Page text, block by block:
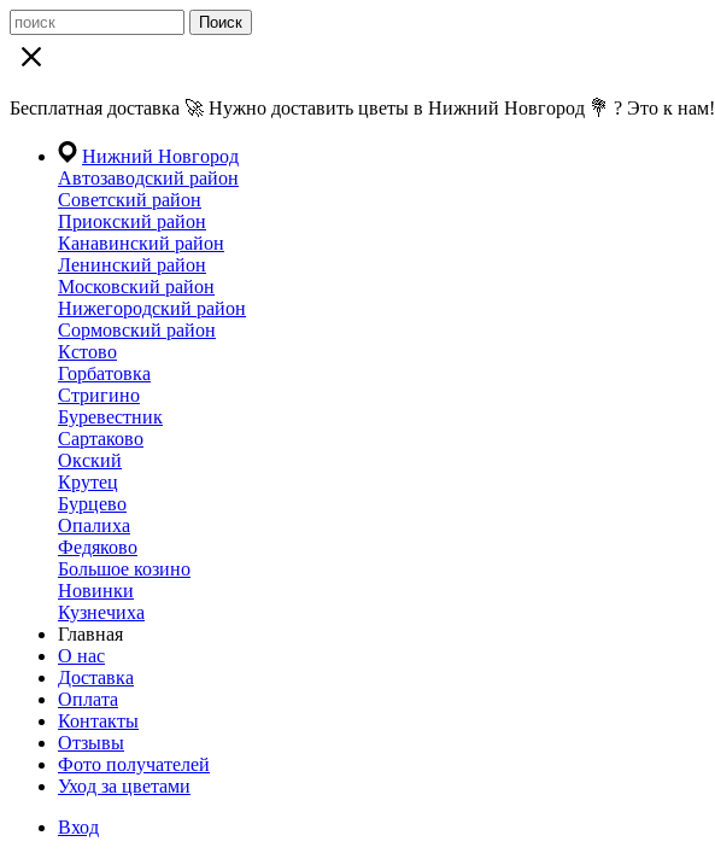
Поиск
Бесплатная доставка 🚀 Нужно доставить цветы в Нижний Новгород 💐 ? Это к нам!
Нижний Новгород
Автозаводский район
Советский район
Приокский район
Канавинский район
Ленинский район
Московский район
Нижегородский район
Сормовский район
Кстово
Горбатовка
Стригино
Буревестник
Сартаково
Окский
Крутец
Бурцево
Опалиха
Федяково
Большое козино
Новинки
Кузнечиха
Главная
О нас
Доставка
Оплата
Контакты
Отзывы
Фото получателей
Уход за цветами
Вход